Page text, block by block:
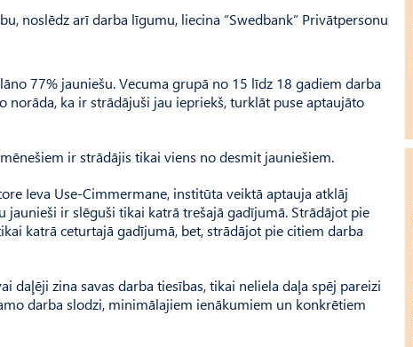
noslēdz arī darba līgumu, liecina “Swedbank” Privātpersonu
77% jauniešu. Vecuma grupā no 15 līdz 18 gadiem darba
norāda, ka ir strādājuši jau iepriekš, turklāt puse aptaujāto
ir strādājis tikai viens no desmit jauniešiem.
Ieva Use-Cimmermane, institūta veiktā aptauja atklāj
ir slēguši tikai katrā trešajā gadījumā. Strādājot pie
katrā ceturtajā gadījumā, bet, strādājot pie citiem darba
daļēji zina savas darba tiesības, tikai neliela daļa spēj pareizi
darba slodzi, minimālajiem ienākumiem un konkrētiem